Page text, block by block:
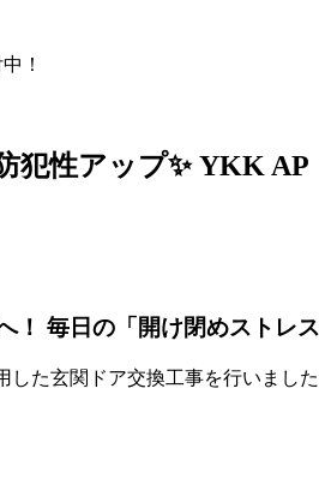
！
犯性アップ✨ YKK
！ 毎日の「開け閉めストレ
た玄関ドア交換工事を行いまし